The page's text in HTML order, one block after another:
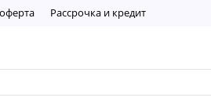
Рассрочка и кредит